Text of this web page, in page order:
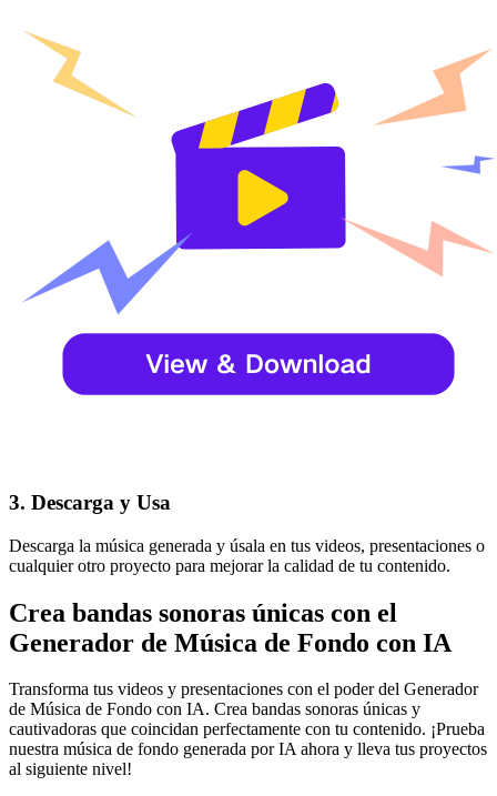
3. Descarga y Usa
Descarga la música generada y úsala en tus videos, presentaciones o
cualquier otro proyecto para mejorar la calidad de tu contenido.
Crea bandas sonoras únicas con el
Generador de Música de Fondo con IA
Transforma tus videos y presentaciones con el poder del Generador
de Música de Fondo con IA. Crea bandas sonoras únicas y
cautivadoras que coincidan perfectamente con tu contenido. ¡Prueba
nuestra música de fondo generada por IA ahora y lleva tus proyectos
al siguiente nivel!